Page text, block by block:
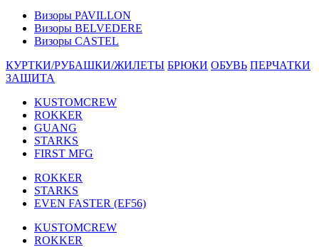
Визоры PAVILLON
Визоры BELVEDERE
Визоры CASTEL
КУРТКИ/РУБАШКИ/ЖИЛЕТЫ БРЮКИ ОБУВЬ ПЕРЧАТКИ
ЗАЩИТА
KUSTOMCREW
ROKKER
GUANG
STARKS
FIRST MFG
ROKKER
STARKS
EVEN FASTER (EF56)
KUSTOMCREW
ROKKER